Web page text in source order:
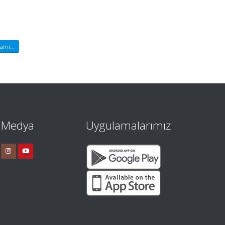
Uygulamalarımız